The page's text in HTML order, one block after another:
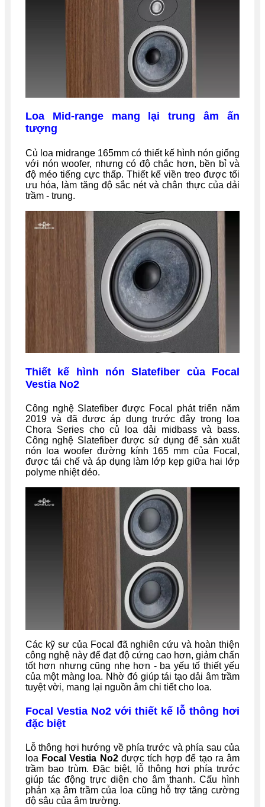
Loa Mid-range mang lại trung âm ấn
tượng
Củ loa midrange 165mm có thiết kế hình nón giống
với nón woofer, nhưng có độ chắc hơn, bền bỉ và
độ méo tiếng cực thấp. Thiết kế viền treo được tối
ưu hóa, làm tăng độ sắc nét và chân thực của dải
trầm - trung.
Thiết kế hình nón Slatefiber của Focal
Vestia No2
Công nghệ Slatefiber được Focal phát triển năm
2019 và đã được áp dụng trước đây trong loa
Chora Series cho củ loa dải midbass và bass.
Công nghệ Slatefiber được sử dụng để sản xuất
nón loa woofer đường kính 165 mm của Focal,
được tái chế và áp dụng làm lớp kẹp giữa hai lớp
polyme nhiệt dẻo.
Các kỹ sư của Focal đã nghiên cứu và hoàn thiện
công nghệ này để đạt độ cứng cao hơn, giảm chấn
tốt hơn nhưng cũng nhẹ hơn - ba yếu tố thiết yếu
của một màng loa. Nhờ đó giúp tái tạo dải âm trầm
tuyệt vời, mang lại nguồn âm chi tiết cho loa.
Focal Vestia No2 với thiết kế lỗ thông hơi
đặc biệt
Lỗ thông hơi hướng về phía trước và phía sau của
loa Focal Vestia No2được tích hợp để tạo ra âm
trầm bao trùm. Đặc biệt, lỗ thông hơi phía trước
giúp tác động trực diện cho âm thanh. Cấu hình
phản xạ âm trầm của loa cũng hỗ trợ tăng cường
độ sâu của âm trường.